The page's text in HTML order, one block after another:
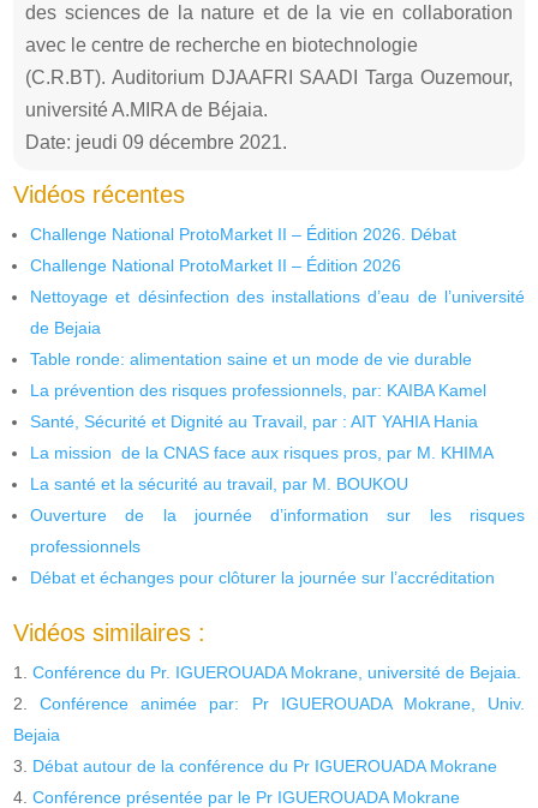
des sciences de la nature et de la vie en collaboration
avec le centre de recherche en biotechnologie
(C.R.BT). Auditorium DJAAFRI SAADI Targa Ouzemour,
université A.MIRA de Béjaia.
Date: jeudi 09 décembre 2021.
Vidéos récentes
Challenge National ProtoMarket II – Édition 2026. Débat
Challenge National ProtoMarket II – Édition 2026
Nettoyage et désinfection des installations d’eau de l’université
de Bejaia
Table ronde: alimentation saine et un mode de vie durable
La prévention des risques professionnels, par: KAIBA Kamel
Santé, Sécurité et Dignité au Travail, par : AIT YAHIA Hania
La mission de la CNAS face aux risques pros, par M. KHIMA
La santé et la sécurité au travail, par M. BOUKOU
Ouverture de la journée d’information sur les risques
professionnels
Débat et échanges pour clôturer la journée sur l’accréditation
Vidéos similaires :
Conférence du Pr. IGUEROUADA Mokrane, université de Bejaia.
Conférence animée par: Pr IGUEROUADA Mokrane, Univ.
Bejaia
Débat autour de la conférence du Pr IGUEROUADA Mokrane
Conférence présentée par le Pr IGUEROUADA Mokrane